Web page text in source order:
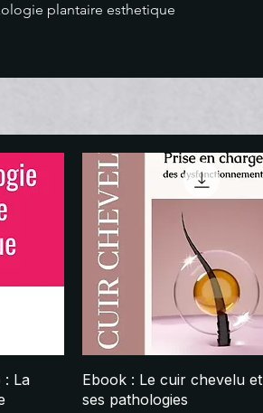
plantaire esthetique
: La
Aperçu rapide
Ebook : Le cuir chevelu et
ses pathologies